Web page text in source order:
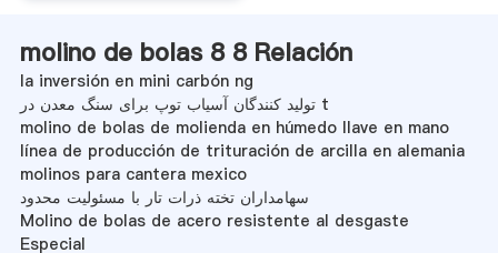
molino de bolas 8 8 Relación
la inversión en mini carbón ng
تولید کنندگان آسیاب توپ برای سنگ معدن در t
molino de bolas de molienda en húmedo llave en mano
línea de producción de trituración de arcilla en alemania
molinos para cantera mexico
سهامداران تخته ذرات تار با مسئولیت محدود
Molino de bolas de acero resistente al desgaste
Especial